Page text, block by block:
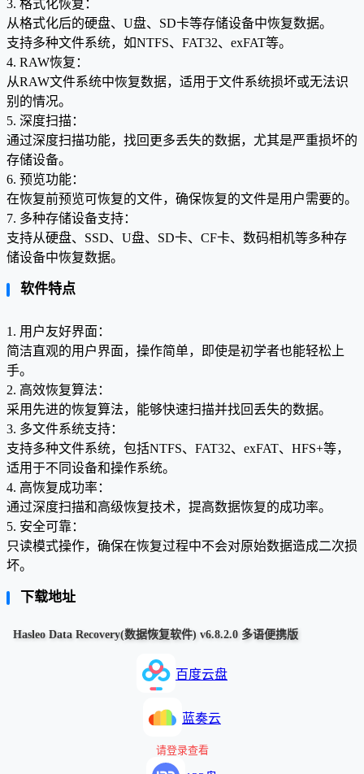
3. 格式化恢复：
从格式化后的硬盘、U盘、SD卡等存储设备中恢复数据。
支持多种文件系统，如NTFS、FAT32、exFAT等。
4. RAW恢复：
从RAW文件系统中恢复数据，适用于文件系统损坏或无法识
别的情况。
5. 深度扫描：
通过深度扫描功能，找回更多丢失的数据，尤其是严重损坏的
存储设备。
6. 预览功能：
在恢复前预览可恢复的文件，确保恢复的文件是用户需要的。
7. 多种存储设备支持：
支持从硬盘、SSD、U盘、SD卡、CF卡、数码相机等多种存
储设备中恢复数据。
软件特点
1. 用户友好界面：
简洁直观的用户界面，操作简单，即使是初学者也能轻松上
手。
2. 高效恢复算法：
采用先进的恢复算法，能够快速扫描并找回丢失的数据。
3. 多文件系统支持：
支持多种文件系统，包括NTFS、FAT32、exFAT、HFS+等，
适用于不同设备和操作系统。
4. 高恢复成功率：
通过深度扫描和高级恢复技术，提高数据恢复的成功率。
5. 安全可靠：
只读模式操作，确保在恢复过程中不会对原始数据造成二次损
坏。
下载地址
Hasleo Data Recovery(数据恢复软件) v6.8.2.0 多语便携版
百度云盘
蓝奏云
请登录查看